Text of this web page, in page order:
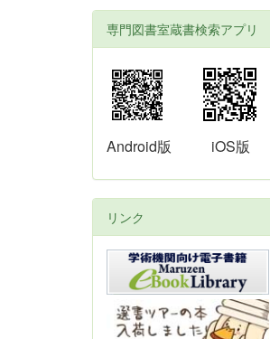
専門図書室蔵書検索アプリ
Android版 iOS版
リンク